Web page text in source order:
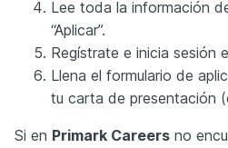
Lee toda la información
“Aplicar”.
Regístrate e inicia sesión
Llena el formulario de
tu carta de presentación
Si en Primark Careers no